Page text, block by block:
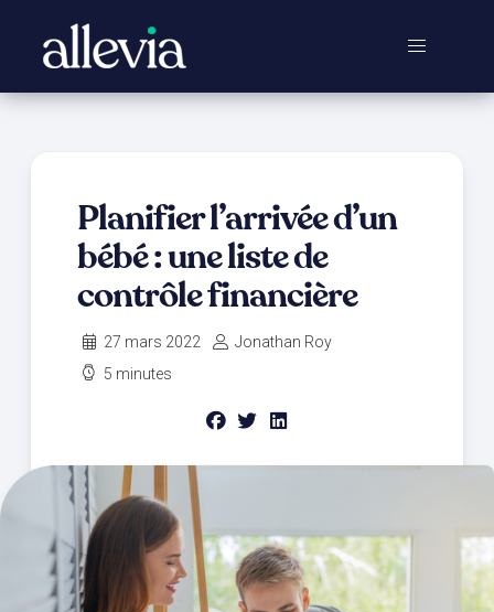
Planifier l’arrivée d’un
bébé : une liste de
contrôle financière
27 mars 2022
Jonathan Roy
5 minutes